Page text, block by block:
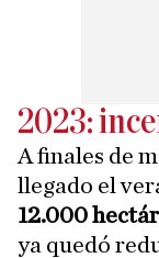
2023:
A finales de
llegado el
12.000
ya quedó